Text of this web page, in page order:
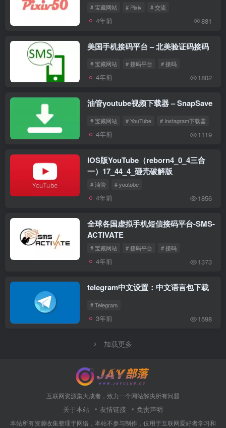
# 宝藏网站 # Pixiv # 交流
4年前 881
美国手机接码平台 – 北美验证码接码
# 宝藏网站 # 接码平台 # 接码
4年前 1802
油管youtube视频下载器 – SnapSave
# 宝藏网站 # YouTube # Instagram下载器
4年前 1119
IOS版YouTube（reborn4_0_4三合
一）17_44_4_砸壳破解版
# 油管 # youtobe
4年前 1856
全球各国虚拟手机短信接码平台-SMS-
ACTIVATE
# 宝藏网站 # 接码平台 # 接码
4年前 1373
telegram中文设置：中文语言包下载
# Telegram
3年前 1598
加载更多
互联网资源集大成者，致力一个网站解决所有问题
关于本站 友情链接 免责声明
本站所有资源收集整理于网络，本站不参与制作，仅用于互联网爱好者学习和